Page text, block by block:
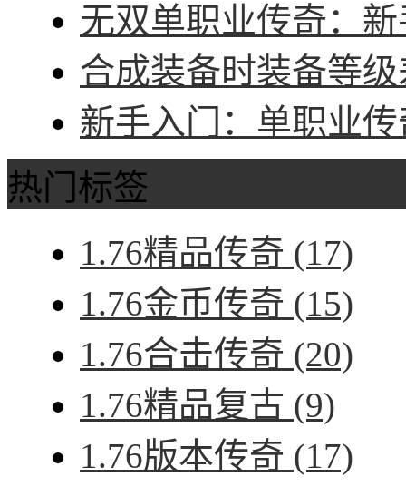
无双单职业传奇：
合成装备时装备等
新手入门：单职业
热门标签
1.76精品传奇 (17)
1.76金币传奇 (15)
1.76合击传奇 (20)
1.76精品复古 (9)
1.76版本传奇 (17)